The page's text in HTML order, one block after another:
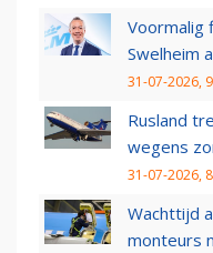
Voormalig
Swelheim
31-07-2026,
Rusland
wegens
31-07-2026,
Wachttijd
monteurs